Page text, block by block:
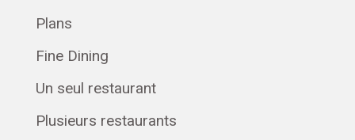
Plans
Fine Dining
Un seul restaurant
Plusieurs restaurants